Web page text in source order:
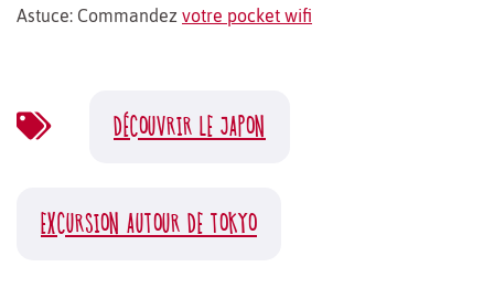
Astuce: Commandez votre pocket wifi
DÉCOUVRIR LE JAPON
EXCURSION AUTOUR DE TOKYO